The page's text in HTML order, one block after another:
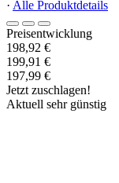
· Alle Produktdetails
Preisentwicklung
198,92 €
199,91 €
197,99 €
Jetzt zuschlagen!
Aktuell sehr günstig